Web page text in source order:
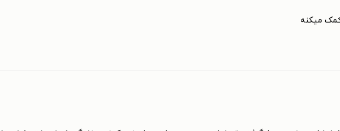
میکنه